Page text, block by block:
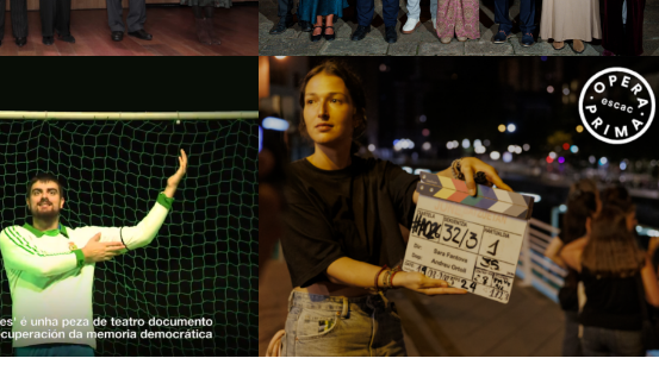
Teatro
culturals Estratègia de
i PR
ESCAC
Campanyes culturals Estratègia de
comunicació i PR Estratègia digital i
creació de continguts